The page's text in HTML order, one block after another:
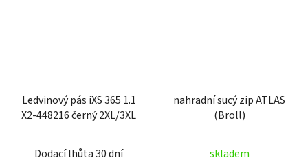
Ledvinový pás iXS 365 1.1
X2-448216 černý 2XL/3XL
Dodací lhůta 30 dní
nahradní sucý zip ATLAS
(Broll)
skladem